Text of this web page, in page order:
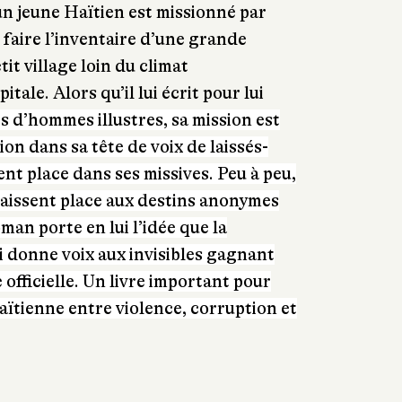
jeune Haïtien est missionné par
l’inventaire d’une grande
village loin du climat
Alors qu’il lui écrit pour lui
d’hommes illustres, sa mission est
dans sa tête de voix de laissés-
place dans ses missives. Peu à peu,
place aux destins anonymes
porte en lui l’idée que la
voix aux invisibles gagnant
Un livre important pour
entre violence, corruption et